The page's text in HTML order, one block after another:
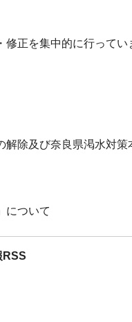
修正を集中的に行ってい
解除及び奈良県渇水対
について
RSS